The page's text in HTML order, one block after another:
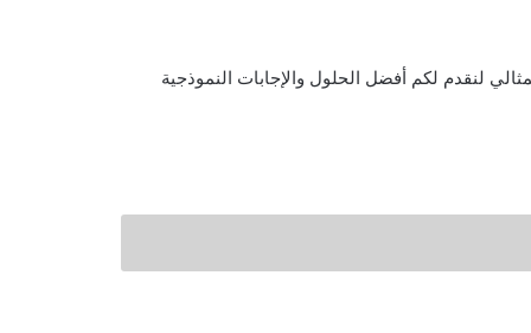
لنقدم لكم أفضل الحلول والإجابات النموذجية